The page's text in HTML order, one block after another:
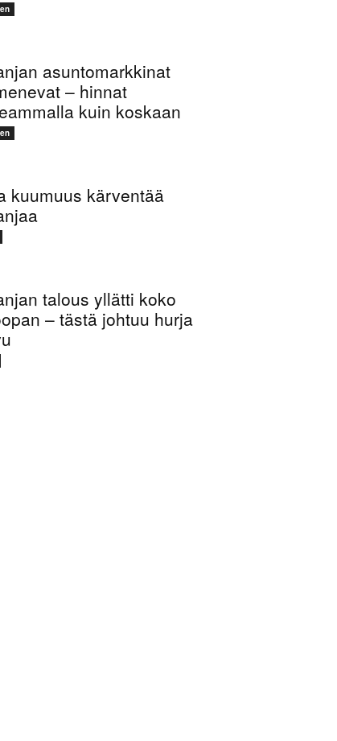
asuntomarkkinat
– hinnat
kuin koskaan
kuumuus kärventää
talous yllätti koko
– tästä johtuu hurja